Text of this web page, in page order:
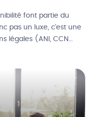
font partie du
pas un luxe, c’est une
légales (ANI, CCN
BTP ? […]